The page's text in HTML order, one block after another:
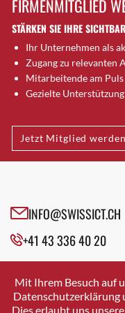
Brugg AG
Brütten
Bubendorf
Bubikon
Buchs (SG)
Bäretswil
Bülach
Cazis
Crissier
Davos Platz
Dierikon
Dietikon
FIRMENMITGLIED
STÄRKEN SIE IHRE
Ihr Unternehmen als
Zugang zu relevanten
Mitarbeitende am
Gezielte
Jetzt Mitglied werden
INFO@SWISSICT.CH
+41 43 336 40 20
SWISSICT
VULKANSTRASSE 120
8048 ZURICH
Mit Ihrem Besuch auf
Datenschutzerklärung
Dies erlaubt uns